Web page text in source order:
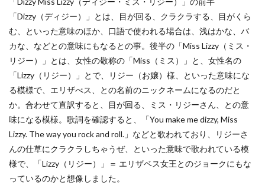
「Dizzy（ディジー）」とは、目が回る、クラクラする、目がくら
む、といった意味のほか、口語で使われる場合は、浅はかな、バ
カな、などとの意味にもなるとの事。後半の「Miss Lizzy（ミス・
リジー）」とは、女性の敬称の「Miss（ミス）」と、女性名の
「Lizzy（リジー）」とで、リジー（お嬢）様、といった意味にな
る模様で、エリザべス、との名前のニックネームになるのだと
か。合わせて直訳すると、目が回る、ミス・リジーさん、との意
味になる模様。歌詞を確認すると、「You make me dizzy, Miss
Lizzy. The way you rock and roll.」などと歌われており、リジーさ
んの仕草にクラクラしちゃうぜ、といった意味で歌われている模
様で、「Lizzy（リジー）」＝ エリザベス女王とのジョークにもな
っているのかと想像しました。